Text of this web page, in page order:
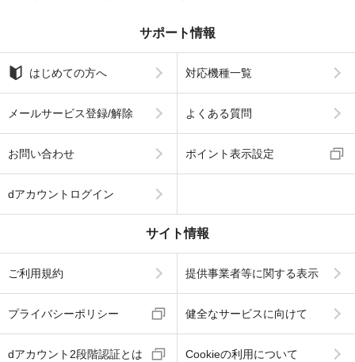
サポート情報
はじめての方へ 対応機種一覧
メールサービス登録/解除 よくある質問
お問い合わせ ポイント表示設定
dアカウントログイン
サイト情報
ご利用規約 提供事業者等に関する表示
プライバシーポリシー 健全なサービスに向けて
dアカウント2段階認証とは Cookieの利用について